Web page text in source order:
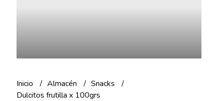
Inicio Almacén
Snacks
Dulcitos frutilla x 100grs